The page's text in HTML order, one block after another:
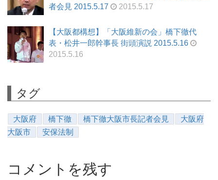
者会見 2015.5.17
2015.5.17
【大阪都構想】「大阪維新の会」橋下徹代
表・松井一郎幹事長 街頭演説 2015.5.16
2015.5.16
タグ
大阪府 橋下徹 橋下徹大阪市長記者会見
大阪府
大阪市
安保法制
コメントを残す